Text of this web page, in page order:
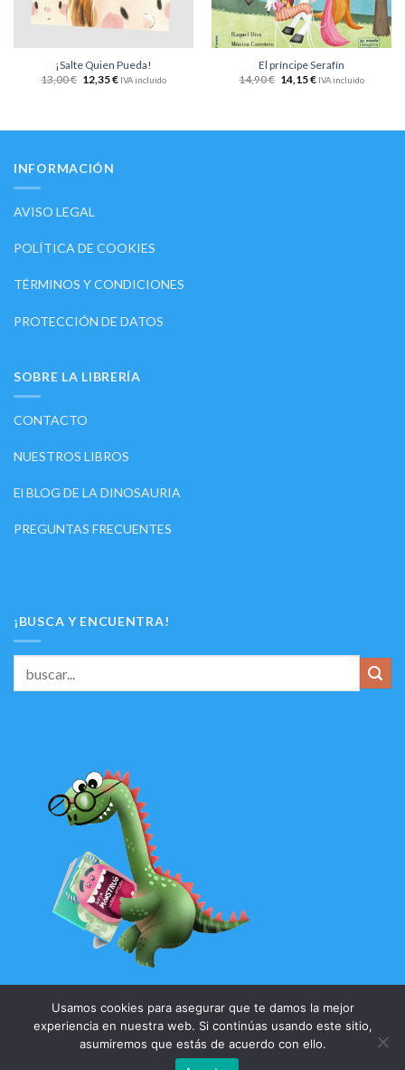
¡Salte Quien Pueda!
13,00€ 12,35€ IVA incluido
El príncipe Serafín
14,90€ 14,15€ IVA incluido
INFORMACIÓN
AVISO LEGAL
POLÍTICA DE COOKIES
TÉRMINOS Y CONDICIONES
PROTECCIÓN DE DATOS
SOBRE LA LIBRERÍA
CONTACTO
NUESTROS LIBROS
El BLOG DE LA DINOSAURIA
PREGUNTAS FRECUENTES
¡BUSCA Y ENCUENTRA!
Usamos cookies para asegurar que te damos la mejor
experiencia en nuestra web. Si continúas usando este sitio,
asumiremos que estás de acuerdo con ello.